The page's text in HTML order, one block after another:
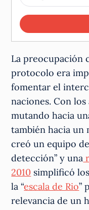
La preocupación
protocolo era
fomentar el
naciones. Con
mutando hacia
también hacia un
creó un equipo
detección” y una
2010 simplificó
la “escala de Rio”
relevancia de un